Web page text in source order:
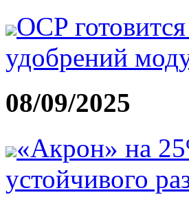
OCP
удобрений
08/09/2025
«Акрон» на
устойчивого